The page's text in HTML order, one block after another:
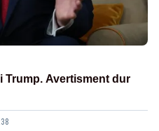
Trump. Avertisment dur